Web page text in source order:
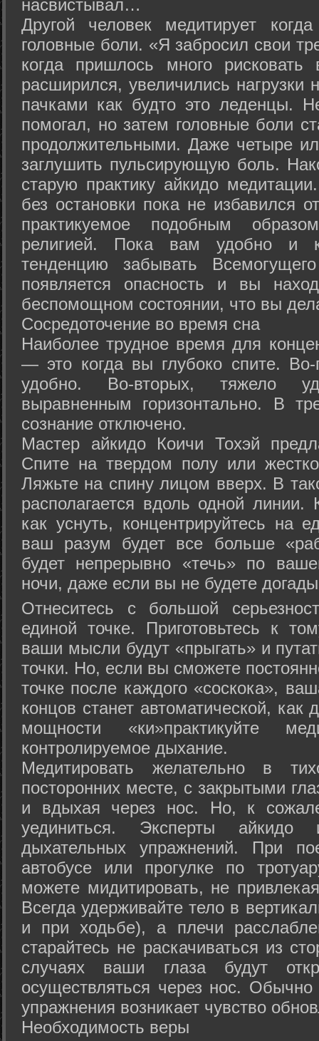
насвистывал…
Другой человек медитирует
головные боли. «Я забросил свои
когда пришлось много
расширился, увеличились нагрузки
пачками как будто это леденцы.
помогал, но затем головные боли
продолжительными. Даже четыре
заглушить пульсирующую боль.
старую практику айкидо
без остановки пока не избавился
практикуемое подобным
религией. Пока вам удобно и
тенденцию забывать
появляется опасность и вы
беспомощном состоянии, что вы
Сосредоточение во время сна
Наиболее трудное время для
— это когда вы глубоко спите.
удобно. Во-вторых, тяжело
выравненным горизонтально. В
сознание отключено.
Мастер айкидо Коичи Тохэй
Спите на твердом полу или
Ляжьте на спину лицом вверх. В
располагается вдоль одной
как уснуть, концентрируйтесь на
ваш разум будет все больше
будет непрерывно «течь» по
ночи, даже если вы не будете
Отнеситесь с большой
единой точке. Приготовьтесь к
ваши мысли будут «прыгать» и
точки. Но, если вы сможете
точке после каждого «соскока»,
концов станет автоматической,
мощности «ки»практикуйте
контролируемое дыхание.
Медитировать желательно в
посторонних месте, с закрытыми
и вдыхая через нос. Но, к
уединиться. Эксперты айкидо
дыхательных упражнений. При
автобусе или прогулке по
можете мидитировать, не
Всегда удерживайте тело в
и при ходьбе), а плечи
старайтесь не раскачиваться из
случаях ваши глаза будут
осуществляться через нос. Обычно
упражнения возникает чувство
Необходимость веры